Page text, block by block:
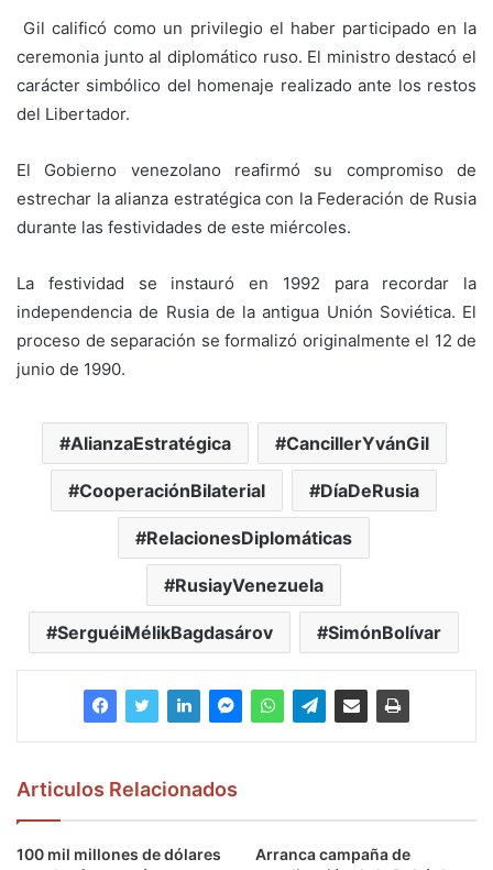
Gil calificó como un privilegio el haber participado en la
ceremonia junto al diplomático ruso. El ministro destacó el
carácter simbólico del homenaje realizado ante los restos
del Libertador.
El Gobierno venezolano reafirmó su compromiso de
estrechar la alianza estratégica con la Federación de Rusia
durante las festividades de este miércoles.
La festividad se instauró en 1992 para recordar la
independencia de Rusia de la antigua Unión Soviética. El
proceso de separación se formalizó originalmente el 12 de
junio de 1990.
AlianzaEstratégica CancillerYvánGil
CooperaciónBilaterial DíaDeRusia
RelacionesDiplomáticas
RusiayVenezuela
SerguéiMélikBagdasárov SimónBolívar
Articulos Relacionados
100 mil millones de dólares
Arranca campaña de